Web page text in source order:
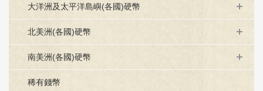
大洋洲及太平洋島嶼(各國)硬幣
北美洲(各國)硬幣
南美洲(各國)硬幣
稀有錢幣